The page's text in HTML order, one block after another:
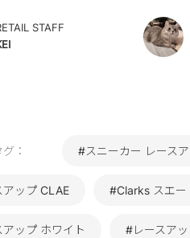
STAFF
： #スニーカー レース
アップ CLAE #Clarks スエー
ップ ホワイト #レースア